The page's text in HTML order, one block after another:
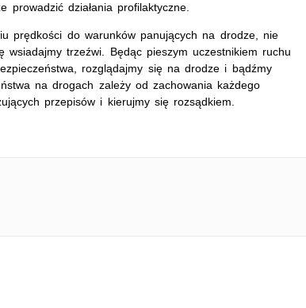
prowadzić działania profilaktyczne.
prędkości do warunków panujących na drodze, nie
wsiadajmy trzeźwi. Będąc pieszym uczestnikiem ruchu
rozglądajmy się na drodze i bądźmy
na drogach zależy od zachowania każdego
przepisów i kierujmy się rozsądkiem.